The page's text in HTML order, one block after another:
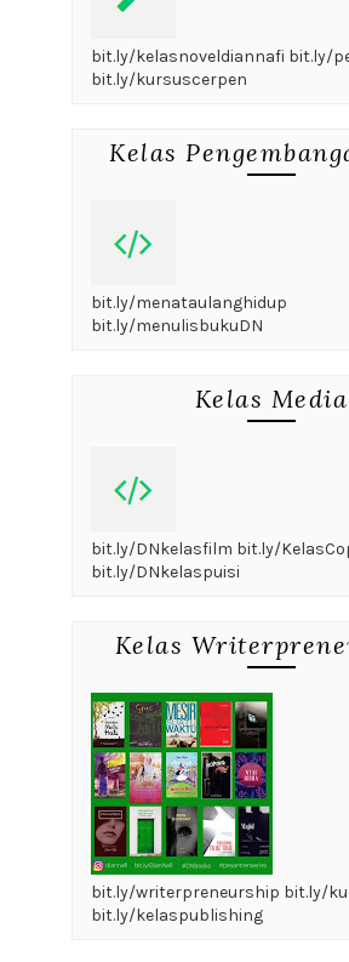
bit.ly/kelasnoveldiannafi bit.ly/
bit.ly/kursuscerpen
Kelas
bit.ly/menataulanghidup
bit.ly/menulisbukuDN
Kelas Media
bit.ly/DNkelasfilm bit.ly/
bit.ly/DNkelaspuisi
Kelas
bit.ly/writerpreneurship bit.ly/
bit.ly/kelaspublishing